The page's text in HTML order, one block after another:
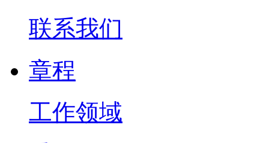
联系我们
章程
工作领域